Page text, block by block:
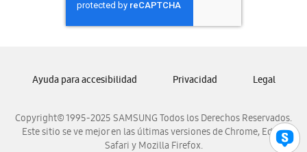
Samsung Nicaragua
Samsung Panamá
Samsung Venezuela
Copyright© 1995-2025 SAMSUNG Todos los Derechos Reservados.
Este sitio se ve mejor en las últimas versiones de Chrome, Edge,
Safari y Mozilla Firefox.
Ayuda para accesibilidad Privacidad Legal